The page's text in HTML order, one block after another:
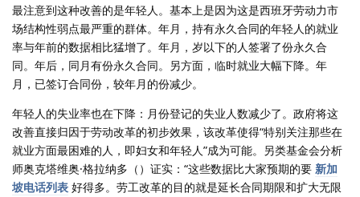
最注意到这种改善的是年轻人。基本上是因为这是西班牙劳动力市
场结构性弱点最严重的群体。年月，持有永久合同的年轻人的就业
率与年前的数据相比猛增了。年月，岁以下的人签署了份永久合
同。年后，同月有份永久合同。另方面，临时就业大幅下降。年
月，已签订合同份，较年月的份减少。
年轻人的失业率也在下降：月份登记的失业人数减少了。政府将这
改善直接归因于劳动改革的初步效果，该改革使得“特别关注那些在
就业方面最困难的人，即妇女和年轻人”成为可能。另类基金会分析
师奥克塔维奥·格拉纳多（）证实：“这些数据比大家预期的要 新加
坡电话列表 好得多。劳工改革的目的就是延长合同期限和扩大无限